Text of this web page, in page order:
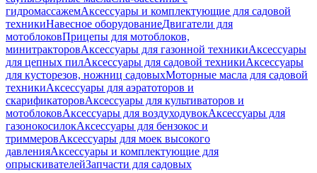
гидромассажемАксессуары и комплектующие для садовой
техникиНавесное оборудованиеДвигатели для
мотоблоковПрицепы для мотоблоков,
минитракторовАксессуары для газонной техникиАксессуары
для цепных пилАксессуары для садовой техникиАксессуары
для кусторезов, ножниц садовыхМоторные масла для садовой
техникиАксессуары для аэратоторов и
скарификаторовАксессуары для культиваторов и
мотоблоковАксессуары для воздуходувокАксессуары для
газонокосилокАксессуары для бензокос и
триммеровАксессуары для моек высокого
давленияАксессуары и комплектующие для
опрыскивателейЗапчасти для садовых